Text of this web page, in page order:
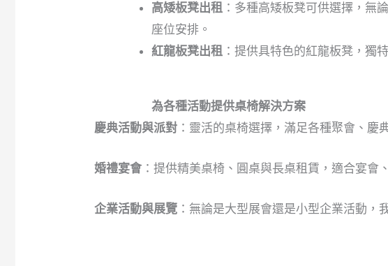
高矮板凳出租 ：多種高矮板凳可供選擇，無
座位安排。
紅龍板凳出租 ：提供具特色的紅龍板凳，獨
為各種活動提供桌椅解決方案
慶典活動與派對 ：靈活的桌椅選擇，滿足各種聚會、
婚禮宴會：提供精美桌椅、圓桌與長桌租賃，適合宴會
企業活動與展覽 ：無論是大型展會還是小型企業活動，